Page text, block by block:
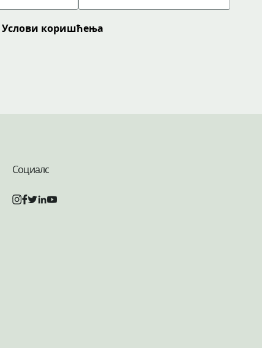
Услови коришћења
Социалс